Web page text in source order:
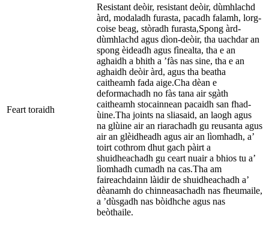
Feart toraidh
Resistant deòir, resistant deòir, dùmhlachd
àrd, modaladh furasta, pacadh falamh, lorg-
coise beag, stòradh furasta,Spong àrd-
dùmhlachd agus dìon-deòir, tha uachdar an
spong èideadh agus fìnealta, tha e an
aghaidh a bhith a ’fàs nas sine, tha e an
aghaidh deòir àrd, agus tha beatha
caitheamh fada aige.Cha dèan e
deformachadh no fàs tana air sgàth
caitheamh stocainnean pacaidh san fhad-
ùine.Tha joints na sliasaid, an laogh agus
na glùine air an riarachadh gu reusanta agus
air an glèidheadh ​​​​agus air an lìomhadh, a’
toirt cothrom dhut gach pàirt a
shuidheachadh gu ceart nuair a bhios tu a’
lìomhadh cumadh na cas.Tha am
faireachdainn làidir de shuidheachadh a’
dèanamh do chinneasachadh nas fheumaile,
a ’dùsgadh nas bòidhche agus nas
beòthaile.